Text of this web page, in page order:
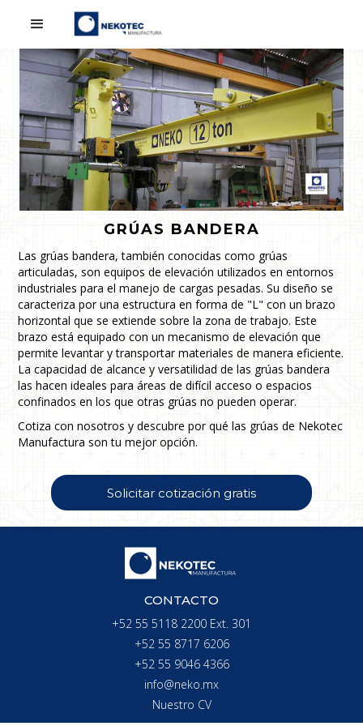
GRÚAS BANDERA
Las grúas bandera, también conocidas como grúas
articuladas, son equipos de elevación utilizados en entornos
industriales para el manejo de cargas pesadas. Su diseño se
caracteriza por una estructura en forma de "L" con un brazo
horizontal que se extiende sobre la zona de trabajo. Este
brazo está equipado con un mecanismo de elevación que
permite levantar y transportar materiales de manera eficiente.
La capacidad de alcance y versatilidad de las grúas bandera
las hacen ideales para áreas de difícil acceso o espacios
confinados en los que otras grúas no pueden operar.
Cotiza con nosotros y descubre por qué las grúas de Nekotec
Manufactura son tu mejor opción.
Solicitar cotización gratis
CONTACTO
+52 55 5118 2200 Ext. 301
+52 55 8717 6206
+52 55 9046 4366
info@neko.mx
Nuestro CV